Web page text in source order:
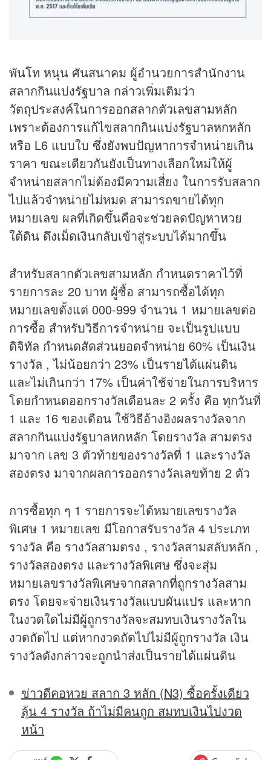
พันโท หนุน ศันสนาคม ผู้อำนวยการสำนักงาน
สลากกินแบ่งรัฐบาล กล่าวเพิ่มเติมว่า
วัตถุประสงค์ในการออกสลากตัวเลขสามหลัก
เพราะต้องการแก้ไขสลากกินแบ่งรัฐบาลหกหลัก
หรือ L6 แบบใบ ซึ่งยังพบปัญหาการจำหน่ายเกิน
ราคา ขณะเดียวกันยังเป็นทางเลือกใหม่ให้ผู้
จำหน่ายสลากไม่ต้องมีความเสี่ยง ในการรับสลาก
ไปแล้วจำหน่ายไม่หมด สามารถขายได้ทุก
หมายเลข ผลที่เกิดขึ้นคือจะช่วยลดปัญหาหวย
ใต้ดิน ดึงเม็ดเงินกลับเข้าสู่ระบบได้มากขึ้น
สำหรับสลากตัวเลขสามหลัก กำหนดราคาไว้ที่
รายการละ 20 บาท ผู้ซื้อ สามารถซื้อได้ทุก
หมายเลขตั้งแต่ 000-999 จำนวน 1 หมายเลขต่อ
การซื้อ สำหรับวิธีการจำหน่าย จะเป็นรูปแบบ
ดิจิทัล กำหนดสัดส่วนยอดจำหน่าย 60% เป็นเงิน
รางวัล , ไม่น้อยกว่า 23% เป็นรายได้แผ่นดิน
และไม่เกินกว่า 17% เป็นค่าใช้จ่ายในการบริหาร
โดยกำหนดออกรางวัลเดือนละ 2 ครั้ง คือ ทุกวันที่
1 และ 16 ของเดือน ใช้วิธีอ้างอิงผลรางวัลจาก
สลากกินแบ่งรัฐบาลหกหลัก โดยรางวัล สามตรง
มาจาก เลข 3 ตัวท้ายของรางวัลที่ 1 และรางวัล
สองตรง มาจากผลการออกรางวัลเลขท้าย 2 ตัว
การซื้อทุก ๆ 1 รายการจะได้หมายเลขรางวัล
พิเศษ 1 หมายเลข มีโอกาสรับรางวัล 4 ประเภท
รางวัล คือ รางวัลสามตรง , รางวัลสามสลับหลัก ,
รางวัลสองตรง และรางวัลพิเศษ ซึ่งจะสุ่ม
หมายเลขรางวัลพิเศษจากสลากที่ถูกรางวัลสาม
ตรง โดยจะจ่ายเงินรางวัลแบบผันแปร และหาก
ในงวดใดไม่มีผู้ถูกรางวัลจะสมทบเงินรางวัลใน
งวดถัดไป แต่หากงวดถัดไปไม่มีผู้ถูกรางวัล เงิน
รางวัลดังกล่าวจะถูกนำส่งเป็นรายได้แผ่นดิน
ข่าวดีคอหวย สลาก 3 หลัก (N3) ซื้อครั้งเดียว
ลุ้น 4 รางวัล ถ้าไม่มีคนถูก สมทบเงินไปงวด
หน้า